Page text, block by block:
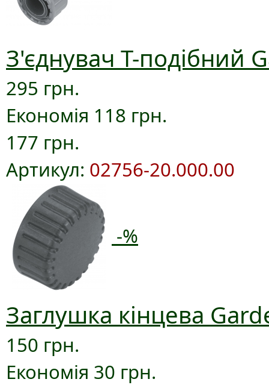
З'єднувач T-подібний
295 грн.
Економія 118 грн.
177 грн.
Артикул: 02756-20.000.00
-%
Заглушка кінцева
150 грн.
Економія 30 грн.